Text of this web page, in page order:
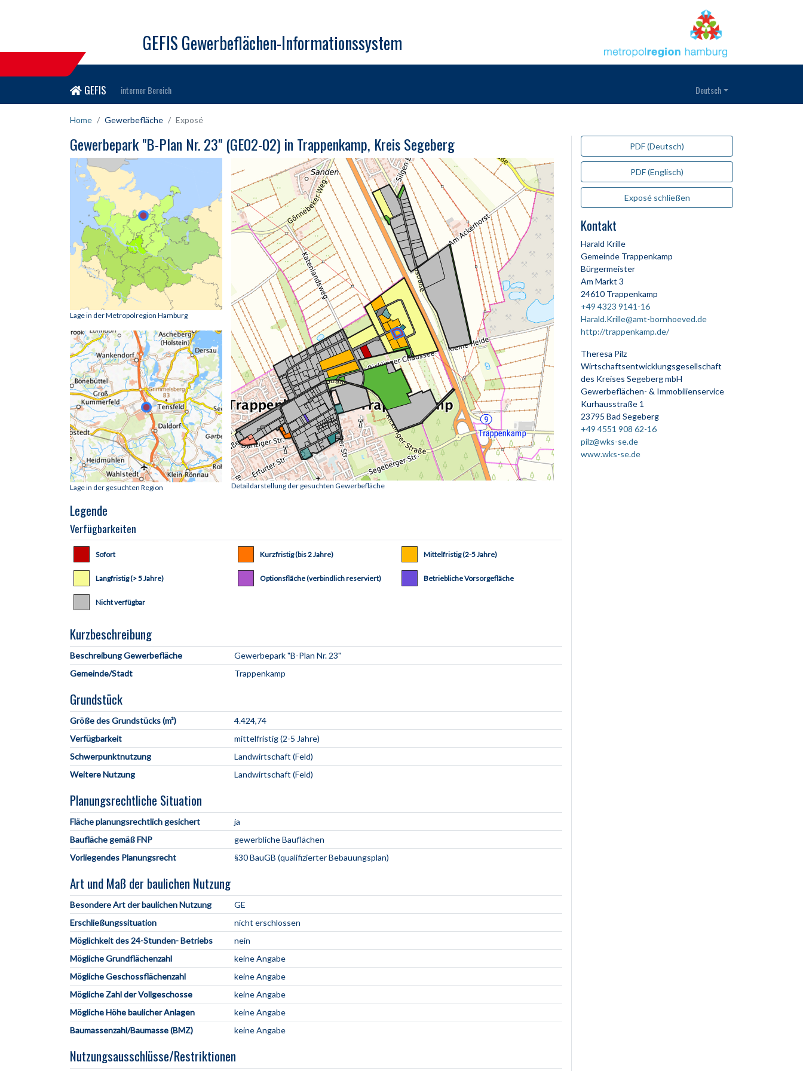
GEFIS Gewerbeflächen-Informationssystem
GEFIS interner Bereich Deutsch
Home Gewerbefläche Exposé
Gewerbepark "B-Plan Nr. 23" (GE02-02) in Trappenkamp, Kreis Segeberg
Lage in der Metropolregion Hamburg
Lage in der gesuchten Region Detaildarstellung der gesuchten Gewerbefläche
Legende
Verfügbarkeiten
Sofort Kurzfristig (bis 2 Jahre) Mittelfristig (2-5 Jahre)
Langfristig (> 5 Jahre) Optionsfläche (verbindlich reserviert) Betriebliche Vorsorgefläche
Nicht verfügbar
Kurzbeschreibung
Beschreibung Gewerbefläche
Gemeinde/Stadt
Grundstück
Größe des Grundstücks (m²)
4.424,74
Verfügbarkeit
mittelfristig (2-5 Jahre)
Schwerpunktnutzung
Landwirtschaft (Feld)
Weitere Nutzung
Landwirtschaft (Feld)
Planungsrechtliche Situation
Fläche planungsrechtlich gesichert
ja
Baufläche gemäß FNP
gewerbliche Bauflächen
Vorliegendes Planungsrecht
§30 BauGB (qualifizierter Bebauungsplan)
Art und Maß der baulichen Nutzung
Besondere Art der baulichen Nutzung
GE
Erschließungssituation
nicht erschlossen
Möglichkeit des 24-Stunden- Betriebs
nein
Mögliche Grundflächenzahl
keine Angabe
Mögliche Geschossflächenzahl
keine Angabe
Mögliche Zahl der Vollgeschosse
keine Angabe
Mögliche Höhe baulicher Anlagen
keine Angabe
Baumassenzahl/Baumasse (BMZ)
keine Angabe
Nutzungsausschlüsse/Restriktionen
PDF (Deutsch)
PDF (Englisch)
Exposé schließen
Kontakt
Harald Krille
Gemeinde Trappenkamp
Bürgermeister
Am Markt 3
24610 Trappenkamp
+49 4323 9141-16
Harald.Krille@amt-bornhoeved.de
http://trappenkamp.de/
Theresa Pilz
Wirtschaftsentwicklungsgesellschaft
des Kreises Segeberg mbH
Gewerbeflächen- & Immobilienservice
Kurhausstraße 1
23795 Bad Segeberg
+49 4551 908 62-16
pilz@wks-se.de
www.wks-se.de